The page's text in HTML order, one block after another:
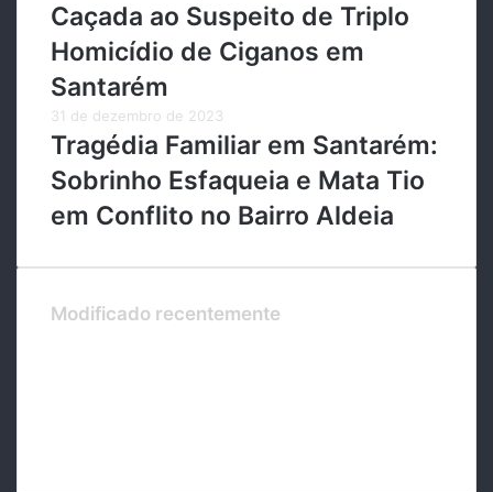
Caçada ao Suspeito de Triplo
Homicídio de Ciganos em
Santarém
31 de dezembro de 2023
Tragédia Familiar em Santarém:
Sobrinho Esfaqueia e Mata Tio
em Conflito no Bairro Aldeia
Modificado recentemente